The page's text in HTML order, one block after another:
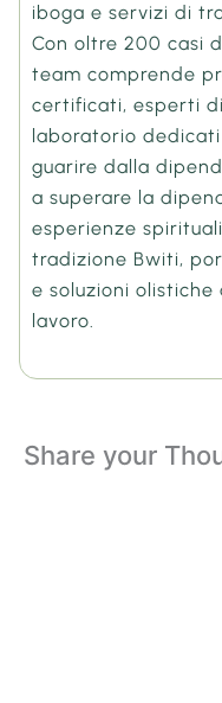
iboga e servizi di
Con oltre 200 casi
team comprende
certificati, esperti
laboratorio
guarire dalla
a superare la
esperienze
tradizione Bwiti,
e soluzioni
lavoro.
Share your